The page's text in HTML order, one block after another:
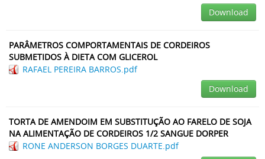
Download
PARÂMETROS COMPORTAMENTAIS DE CORDEIROS
SUBMETIDOS À DIETA COM GLICEROL
RAFAEL PEREIRA BARROS.pdf
Download
TORTA DE AMENDOIM EM SUBSTITUÇÃO AO FARELO DE SOJA
NA ALIMENTAÇÃO DE CORDEIROS 1/2 SANGUE DORPER
RONE ANDERSON BORGES DUARTE.pdf